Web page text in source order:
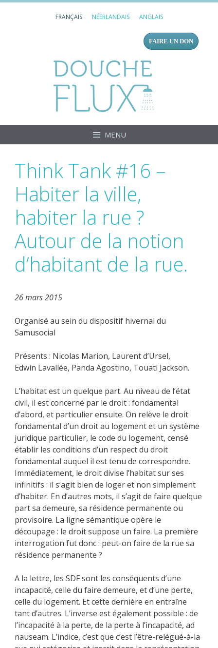
FRANÇAIS NÉERLANDAIS ANGLAIS
FAIRE UN DON
MENU
Think Tank #16 –
Habiter la ville,
habiter la rue ?
Autour de la notion
d’habitant de la rue.
26 mars 2015
Organisé au sein du dispositif hivernal du
Samusocial
Présents : Nicolas Marion, Laurent d’Ursel,
Edwin Lavallée, Panda Agostino, Touati Jackson.
L’habitat est un quelque part. Au niveau de l’état
civil, il est concerné par le droit : fondamental
d’abord, et particulier ensuite. On relève le droit
fondamental d’un droit au logement et un système
juridique particulier, le code du logement, censé
établir les conditions d’un respect du droit
fondamental auquel il est tenu de correspondre.
Immédiatement, le droit divise l’habitat sur ses
infinitifs : il s’agit bien de loger et non simplement
d’habiter. En d’autres mots, il s’agit de faire quelque
part sa demeure, sa résidence permanente ou
provisoire. La ligne sémantique opère le
découpage : le droit suppose un faire. La première
interrogation fut donc : peut-on faire de la rue sa
résidence permanente ?
A la lettre, les SDF sont les conséquents d’une
incapacité, celle du faire demeure, et d’une perte,
celle du logement. Et cette dernière en entraîne
tant d’autres. L’inverse est également possible : de
l’incapacité à la perte, de la perte à l’incapacité, ad
nauseam. L’indice, c’est que c’est l’être-relégué-à-la